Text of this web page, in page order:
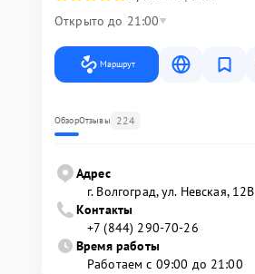
Открыто до 21:00
Маршрут
ОбзорОтзывы 224
Адрес
г. Волгоград, ул. Невская, 12В
Контакты
+7 (844) 290-70-26
Время работы
Работаем с 09:00 до 21:00